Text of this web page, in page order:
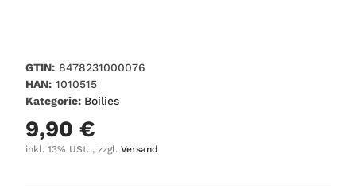
GTIN: 8478231000076
HAN: 1010515
Kategorie: Boilies
9,90 €
inkl. 13% USt. , zzgl. Versand